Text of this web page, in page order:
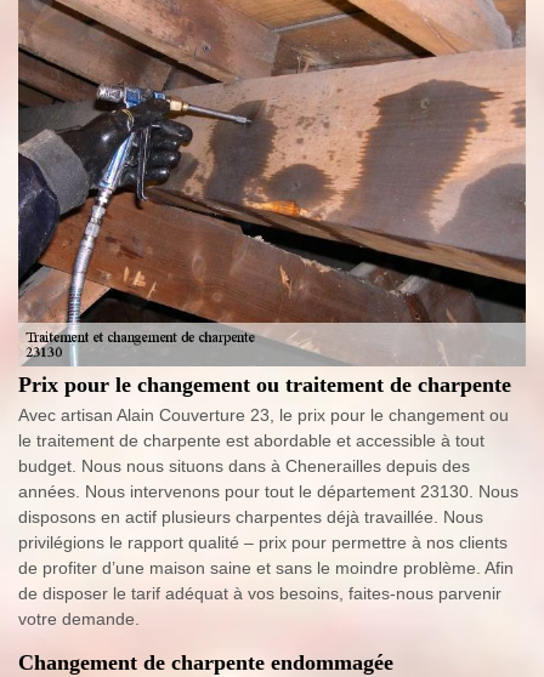
Prix pour le changement ou traitement de charpente
Avec artisan Alain Couverture 23, le prix pour le changement ou
le traitement de charpente est abordable et accessible à tout
budget. Nous nous situons dans à Chenerailles depuis des
années. Nous intervenons pour tout le département 23130. Nous
disposons en actif plusieurs charpentes déjà travaillée. Nous
privilégions le rapport qualité – prix pour permettre à nos clients
de profiter d’une maison saine et sans le moindre problème. Afin
de disposer le tarif adéquat à vos besoins, faites-nous parvenir
votre demande.
Changement de charpente endommagée